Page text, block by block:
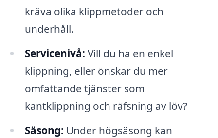
kräva olika klippmetoder och
underhåll.
Servicenivå: Vill du ha en enkel
klippning, eller önskar du mer
omfattande tjänster som
kantklippning och räfsning av löv?
Säsong: Under högsäsong kan